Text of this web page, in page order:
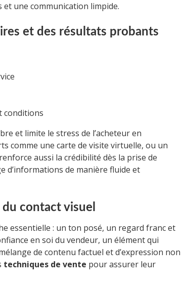
et une communication limpide.
et des résultats probants
conditions
et limite le stress de l’acheteur en
comme une carte de visite virtuelle, ou un
aussi la crédibilité dès la prise de
d’informations de manière fluide et
du contact visuel
essentielle : un ton posé, un regard franc et
en soi du vendeur, un élément qui
de contenu factuel et d’expression non
techniques de vente pour assurer leur